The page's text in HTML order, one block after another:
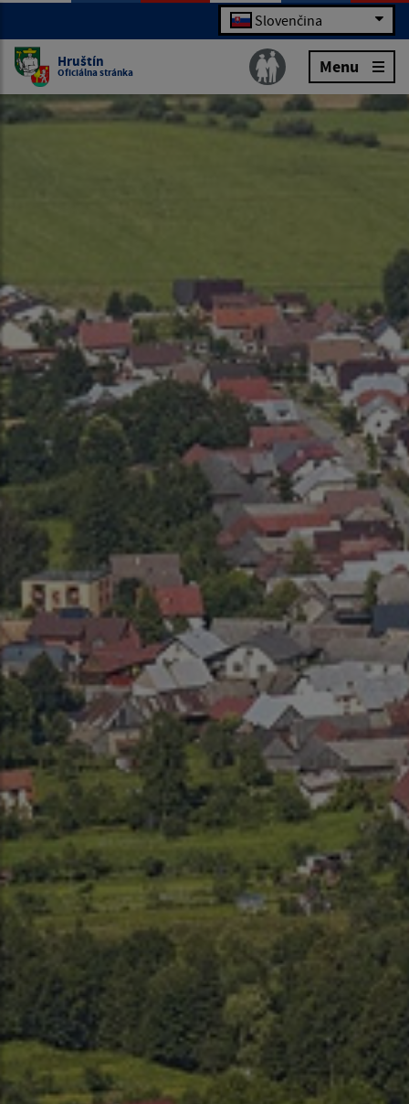
Slovenčina
Hruštín
Oficiálna stránka Menu